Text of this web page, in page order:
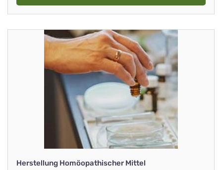
Herstellung Homöopathischer Mittel